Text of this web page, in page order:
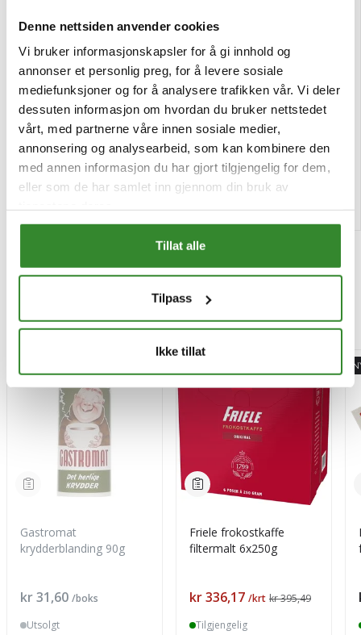
Denne nettsiden anvender cookies
Vi bruker informasjonskapsler for å gi innhold og
annonser et personlig preg, for å levere sosiale
mediefunksjoner og for å analysere trafikken vår. Vi deler
dessuten informasjon om hvordan du bruker nettstedet
vårt, med partnerne våre innen sosiale medier,
annonsering og analysearbeid, som kan kombinere den
med annen informasjon du har gjort tilgjengelig for dem,
eller som de har samlet inn gjennom din bruk av
Tillat alle
Tilpass
Ikke tillat
Kaffe sincero espresso hel
Pris
kr 337,11 /stk
Friele finmalt økol. &
Pris
kr 1 818,14 /krt
Mest besøkt
Gastromat
krydderblanding 90g
Pris
kr 31,60 /boks
Utsolgt
Friele frokostkaffe
filtermalt 6x250g
Pris
kr 336,17 /krt kr 395,49
Tilgjengelig